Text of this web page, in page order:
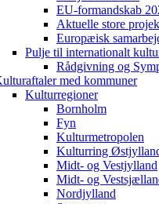
EU-formandskab
Aktuelle store
Europæisk
Pulje til internationalt
Rådgivning og
med kommuner
Kulturregioner
Bornholm
Fyn
Kulturmetropolen
Kulturring
Midt- og Vestjylland
Midt- og
Nordjylland